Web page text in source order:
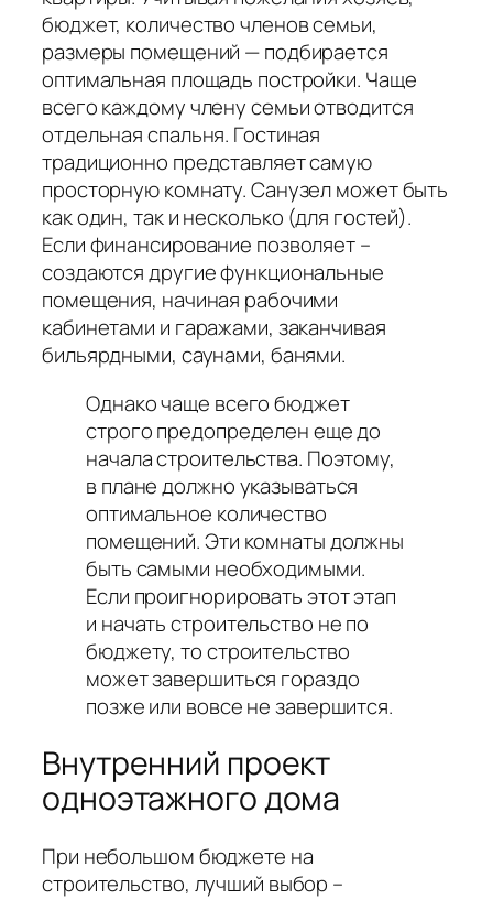
бюджет, количество членов семьи,
размеры помещений — подбирается
оптимальная площадь постройки. Чаще
всего каждому члену семьи отводится
отдельная спальня. Гостиная
традиционно представляет самую
просторную комнату. Санузел может быть
как один, так и несколько (для гостей).
Если финансирование позволяет –
создаются другие функциональные
помещения, начиная рабочими
кабинетами и гаражами, заканчивая
бильярдными, саунами, банями.
Однако чаще всего бюджет
строго предопределен еще до
начала строительства. Поэтому,
в плане должно указываться
оптимальное количество
помещений. Эти комнаты должны
быть самыми необходимыми.
Если проигнорировать этот этап
и начать строительство не по
бюджету, то строительство
может завершиться гораздо
позже или вовсе не завершится.
Внутренний проект
одноэтажного дома
При небольшом бюджете на
строительство, лучший выбор –